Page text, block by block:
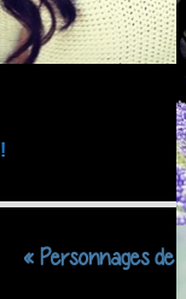
« Personnages de